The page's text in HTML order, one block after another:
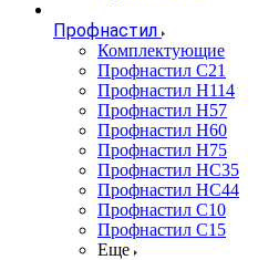
Профнастил
Комплектующие
Профнастил C21
Профнастил Н114
Профнастил Н57
Профнастил Н60
Профнастил Н75
Профнастил НС35
Профнастил НС44
Профнастил С10
Профнастил С15
Еще